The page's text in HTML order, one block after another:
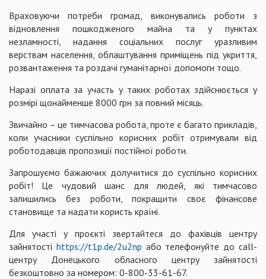
Враховуючи потреби громад, виконувались роботи з
відновлення пошкодженого майна та у пунктах
незламності, надання соціальних послуг уразливим
верствам населення, облаштування приміщень під укриття,
розвантаження та роздачі гуманітарної допомоги тощо.
Наразі оплата за участь у таких роботах здійснюється у
розмірі щонайменше 8000 грн за повний місяць.
Звичайно – це тимчасова робота, проте є багато прикладів,
коли учасники суспільно корисних робіт отримували від
роботодавців пропозиції постійної роботи.
Запрошуємо бажаючих долучитися до суспільно корисних
робіт! Це чудовий шанс для людей, які тимчасово
залишились без роботи, покращити своє фінансове
становище та надати користь країні.
Для участі у проєкті звертайтеся до фахівців центру
зайнятості https://t1p.de/2u2np або телефонуйте до call-
центру Донецького обласного центру зайнятості
безкоштовно за номером: 0-800-33-61-67.